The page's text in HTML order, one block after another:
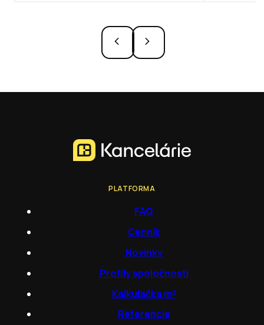
PLATFORMA
FAQ
Cenník
Novinky
Profily spoločností
Kalkulačka m²
Referencie